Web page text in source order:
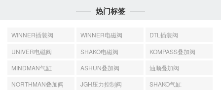
热门标签
WINNER插装阀 WINNER电磁阀
DTL插装阀
UNIVER电磁阀
SHAKO电磁阀
KOMPASS叠加阀
MINDMAN气缸
ASHUN叠加阀
油顺叠加阀
NORTHMAN叠加阀
JGH压力控制阀 SHAKO气缸